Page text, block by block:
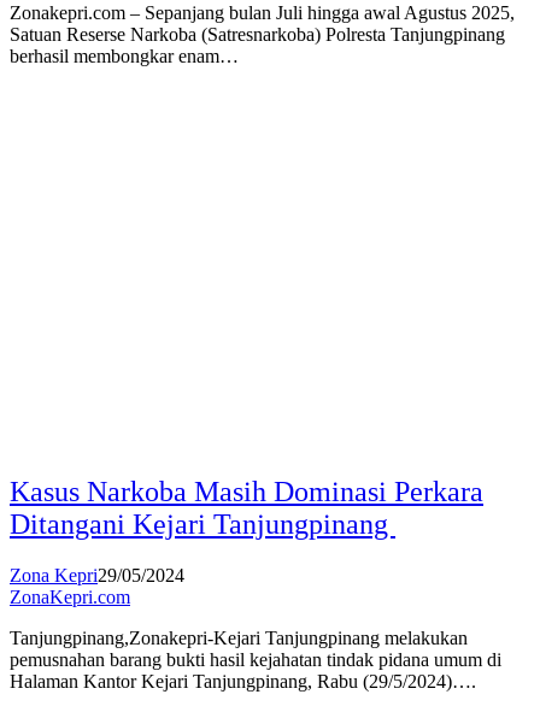
Zonakepri.com – Sepanjang bulan Juli hingga awal Agustus 2025,
Satuan Reserse Narkoba (Satresnarkoba) Polresta Tanjungpinang
berhasil membongkar enam…
Kasus Narkoba Masih Dominasi Perkara
Ditangani Kejari Tanjungpinang
Zona Kepri29/05/2024
ZonaKepri.com
Tanjungpinang,Zonakepri-Kejari Tanjungpinang melakukan
pemusnahan barang bukti hasil kejahatan tindak pidana umum di
Halaman Kantor Kejari Tanjungpinang, Rabu (29/5/2024)….